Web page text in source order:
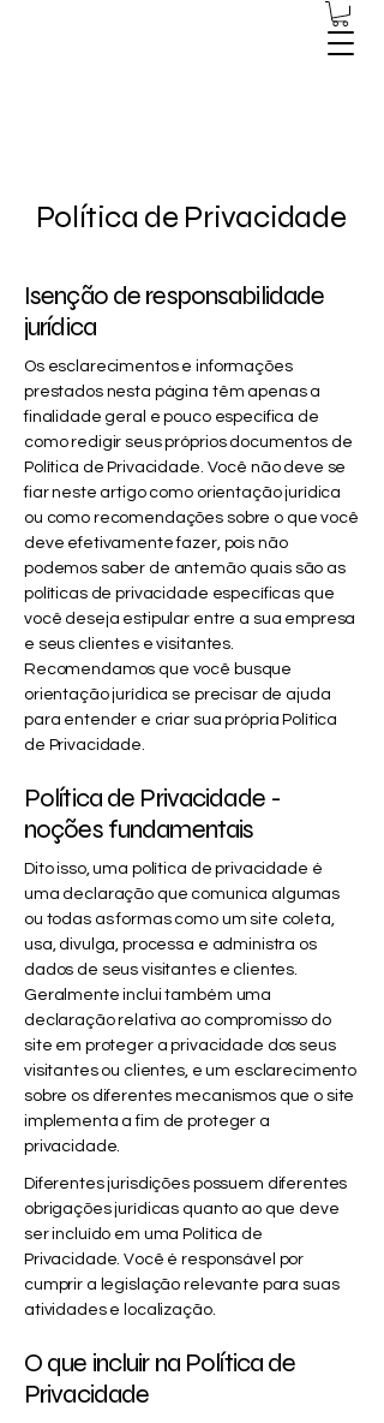
Política de Privacidade
Isenção de responsabilidade
jurídica
Os esclarecimentos e informações
prestados nesta página têm apenas a
finalidade geral e pouco específica de
como redigir seus próprios documentos de
Política de Privacidade. Você não deve se
fiar neste artigo como orientação jurídica
ou como recomendações sobre o que você
deve efetivamente fazer, pois não
podemos saber de antemão quais são as
políticas de privacidade específicas que
você deseja estipular entre a sua empresa
e seus clientes e visitantes.
Recomendamos que você busque
orientação jurídica se precisar de ajuda
para entender e criar sua própria Política
de Privacidade.
Política de Privacidade -
noções fundamentais
Dito isso, uma política de privacidade é
uma declaração que comunica algumas
ou todas as formas como um site coleta,
usa, divulga, processa e administra os
dados de seus visitantes e clientes.
Geralmente inclui também uma
declaração relativa ao compromisso do
site em proteger a privacidade dos seus
visitantes ou clientes, e um esclarecimento
sobre os diferentes mecanismos que o site
implementa a fim de proteger a
privacidade.
Diferentes jurisdições possuem diferentes
obrigações jurídicas quanto ao que deve
ser incluído em uma Política de
Privacidade. Você é responsável por
cumprir a legislação relevante para suas
atividades e localização.
O que incluir na Política de
Privacidade